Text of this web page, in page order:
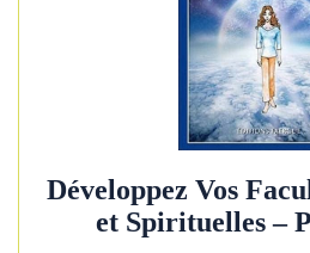
Développez Vos
et Spirituelles –